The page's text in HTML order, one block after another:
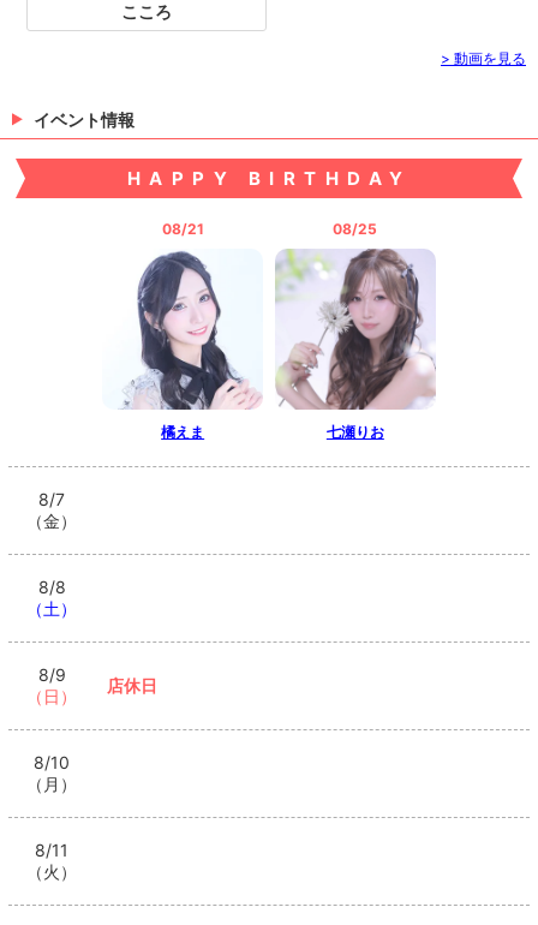
こころ
> 動画を見る
イベント情報
HAPPY BIRTHDAY
08/21
橘えま
08/25
七瀬りお
8/7
（金）
8/8
（土）
8/9
（日）
店休日
8/10
（月）
8/11
（火）